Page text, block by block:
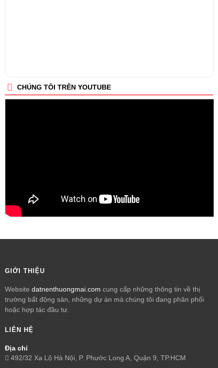
CHÚNG TÔI TRÊN YOUTUBE
GIỚI THIỆU
Website datnenthuongmai.com cung cấp những thông tin về thị
trường bất động sản, những dự án mà chúng tôi đang phân phối
hoặc hợp tác đầu tư.
LIÊN HỆ
Địa chỉ
492/32 Xa Lộ Hà Nội, P. Phước Long A, Quận 9, TP.HCM